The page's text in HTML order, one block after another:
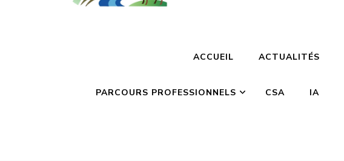
ACCUEIL ACTUALITÉS
PARCOURS PROFESSIONNELS CSA IA